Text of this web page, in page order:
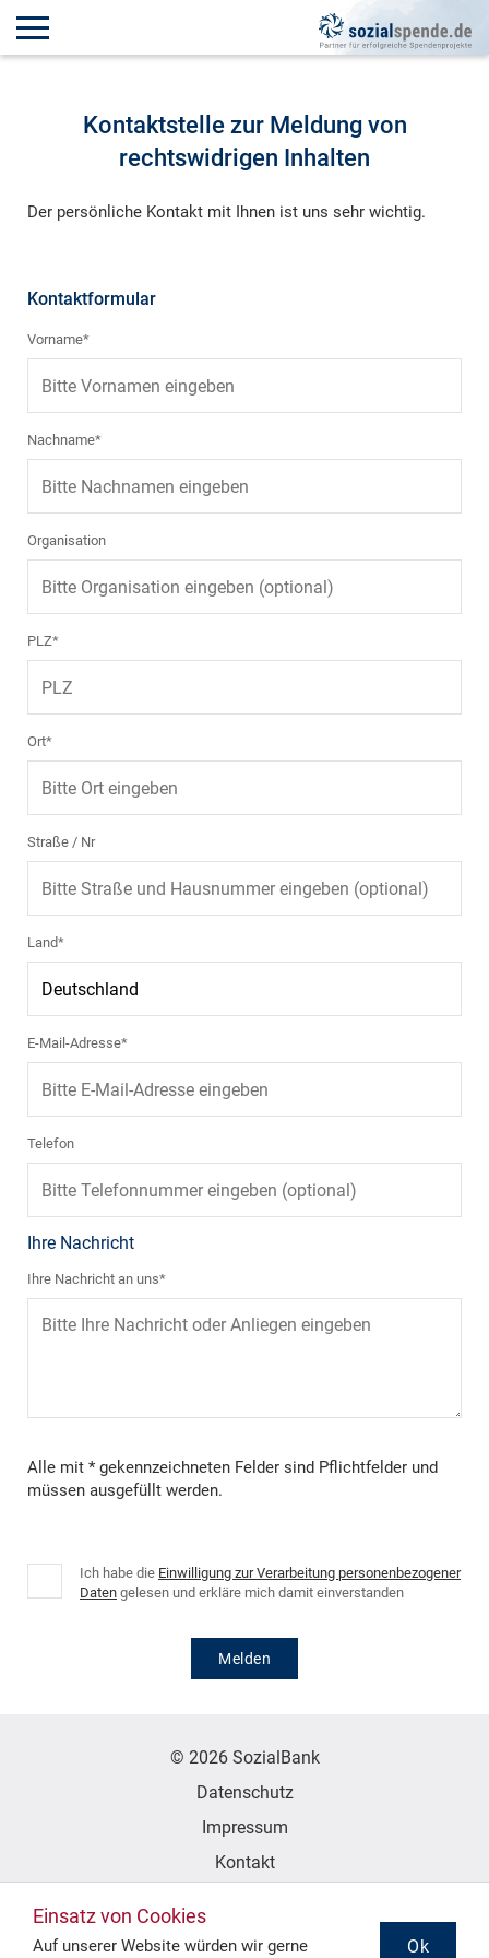
Kontaktstelle zur Meldung von
rechtswidrigen Inhalten
Der persönliche Kontakt mit Ihnen ist uns sehr wichtig.
Kontaktformular
Vorname*
Nachname*
Organisation
PLZ*
Ort*
Straße / Nr
Land*
E-Mail-Adresse*
Telefon
Ihre Nachricht
Ihre Nachricht an uns*
Alle mit * gekennzeichneten Felder sind Pflichtfelder und
müssen ausgefüllt werden.
Ich habe die Einwilligung zur Verarbeitung personenbezogener
Daten gelesen und erkläre mich damit einverstanden
Melden
© 2026 SozialBank
Datenschutz
Impressum
Kontakt
Einsatz von Cookies
Auf unserer Website würden wir gerne Ok